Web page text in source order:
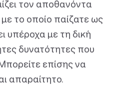
τον αποθανόντα
το οποίο παίζατε ως
υπέροχα με τη δική
δυνατότητες που
επίσης να
απαραίτητο.